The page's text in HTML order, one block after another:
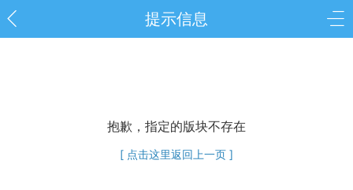
提示信息
抱歉，指定的版块不存在
[ 点击这里返回上一页 ]